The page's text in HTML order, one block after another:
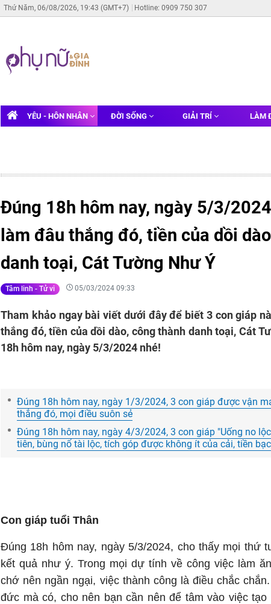
Thứ Năm, 06/08/2026, 19:43 (GMT+7) Hotline: 0909 750 307
YÊU - HÔN NHÂN ĐỜI SỐNG GIẢI TRÍ LÀM
Đúng 18h hôm nay, ngày 5/3/
làm đâu thắng đó, tiền của dồi
danh toại, Cát Tường Như Ý
Tâm linh - Tử vi 05/03/2024 09:33
Tham khảo ngay bài viết dưới đây để biết 3 con giáp
thắng đó, tiền của dồi dào, công thành danh toại, Cát
18h hôm nay, ngày 5/3/2024 nhé!
Đúng 18h hôm nay, ngày 1/3/2024, 3 con giáp được vận
thắng đó, mọi điều suôn sẻ
Đúng 18h hôm nay, ngày 4/3/2024, 3 con giáp "Uống no
tiên, bùng nổ tài lộc, tích góp được không ít của cải, tiền bạc
Con giáp tuổi Thân
Đúng 18h hôm nay, ngày 5/3/2024, cho thấy mọi thứ
kết quả như ý. Trong mọi dự tính về công việc làm
chớ nên ngần ngại, việc thành công là điều chắc
đức mà có, cho nên bạn cần nên để tâm vào việc tạo